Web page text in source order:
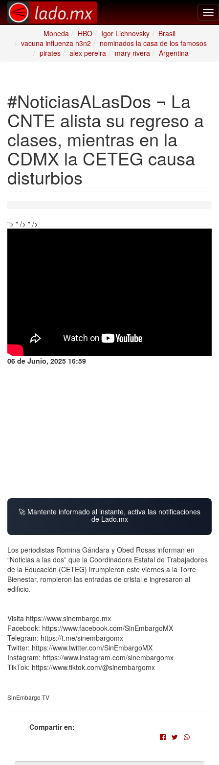
Moneda
HBO Igor Lichnovsky
Brasil
vacuna influenza h3n2
nominados la casa de los famosos
pirates
alex pereira mary rivera Argentina
#NoticiasALasDos ¬ La
CNTE alista su regreso a
clases, mientras en la
CDMX la CETEG causa
disturbios
"> " /> " />
06 de Junio, 2025 16:59
🚀 Mantente informado al instante, activa las notificaciones
de Lado.mx
Los periodistas Romina Gándara y Obed Rosas informan en
“Noticias a las dos” que la Coordinadora Estatal de Trabajadores
de la Educación (CETEG) irrumpieron este viernes a la Torre
Bienestar, rompieron las entradas de cristal e ingresaron al
edificio.
Visita https://www.sinembargo.mx
Facebook: https://www.facebook.com/SinEmbargoMX
Telegram: https://t.me/sinembargomx
Twitter: https://www.twitter.com/SinEmbargoMX
Instagram: https://www.instagram.com/sinembargomx
TikTok: https://www.tiktok.com/@sinembargomx
SinEmbargo TV
Compartir en: